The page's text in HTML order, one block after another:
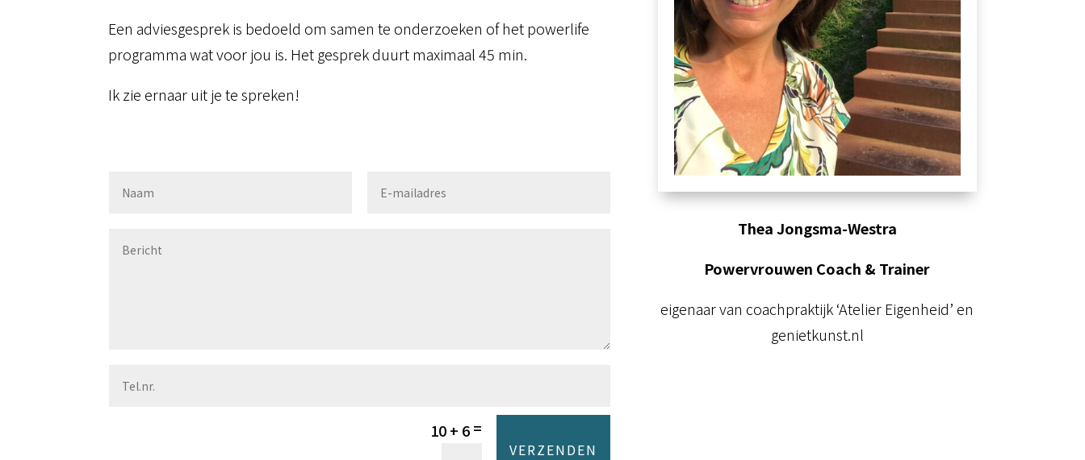
Een adviesgesprek is bedoeld om samen te onderzoeken of het powerlife
programma wat voor jou is. Het gesprek duurt maximaal 45 min.
Ik zie ernaar uit je te spreken!
10 + 6=
VERZENDEN
Thea Jongsma-Westra
Powervrouwen Coach & Trainer
eigenaar van coachpraktijk ‘Atelier Eigenheid’ en
genietkunst.nl